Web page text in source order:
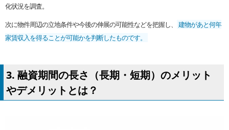
化状況を調査。
次に物件周辺の立地条件や今後の伸展の可能性などを把握し、
建物があと何年
家賃収入を得ることが可能かを判断したものです。
3. 融資期間の長さ（長期・短期）のメリット
やデメリットとは？